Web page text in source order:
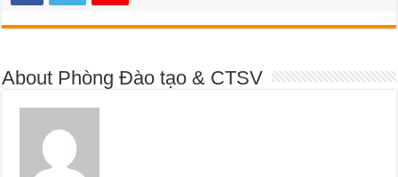
About Phòng Đào tạo & CTSV